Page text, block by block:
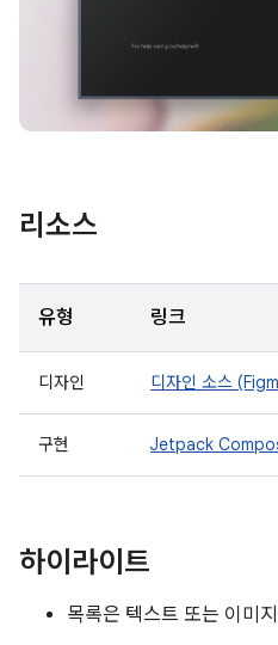
리소스
유형 링크
디자인 디자인 소스
구현 Jetpack
하이라이트
목록은 텍스트 또는 이미